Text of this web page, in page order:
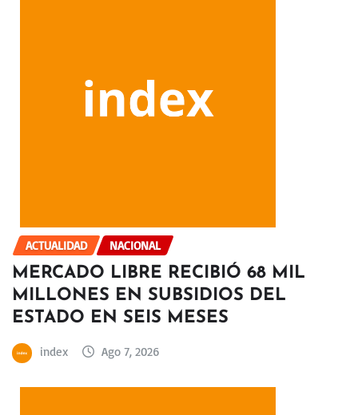
ACTUALIDAD NACIONAL
MERCADO LIBRE RECIBIÓ 68 MIL
MILLONES EN SUBSIDIOS DEL
ESTADO EN SEIS MESES
index Ago 7, 2026